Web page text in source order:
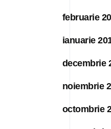
februarie
ianuarie
decembrie
noiembrie
octombrie